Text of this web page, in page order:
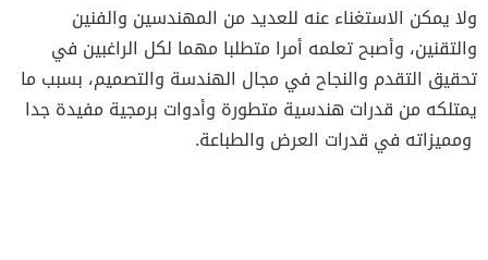
ولا يمكن الاستغناء عنه للعديد من المهندسين والفنين
والتقنين، وأصبح تعلمه أمرا متطلبا مهما لكل الراغبين في
تحقيق التقدم والنجاح في مجال الهندسة والتصميم، بسبب ما
يمتلكه من قدرات هندسية متطورة وأدوات برمجية مفيدة جدا
ومميزاته في قدرات العرض والطباعة.